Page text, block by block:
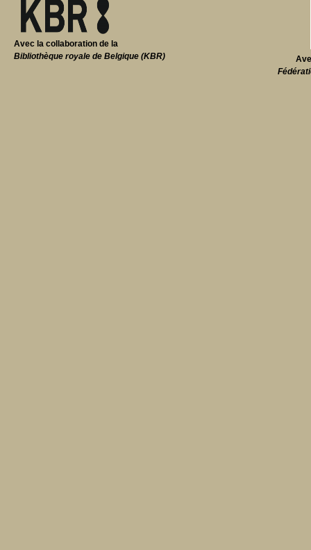
Avec la collaboration de la
Bibliothèque royale de Belgique (KBR)